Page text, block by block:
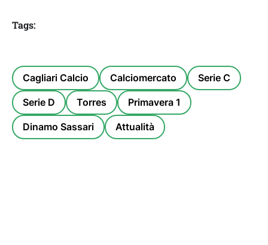
Tags:
Cagliari Calcio Calciomercato Serie C
Serie D Torres Primavera 1
Dinamo Sassari Attualità